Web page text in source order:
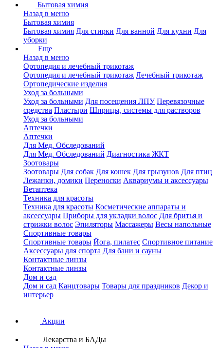
Бытовая химия
Назад в меню
Бытовая химия
Бытовая химия Для стирки Для ванной Для кухни Для
уборки
Еще
Назад в меню
Ортопедия и лечебный трикотаж
Ортопедия и лечебный трикотаж Лечебный трикотаж
Ортопедические изделия
Уход за больными
Уход за больными Для посещения ЛПУ Перевязочные
средства Пластыри Шприцы, системы для растворов
Уход за больными
Аптечки
Аптечки
Для Мед. Обследований
Для Мед. Обследований Диагностика ЖКТ
Зоотовары
Зоотовары Для собак Для кошек Для грызунов Для птиц
Лежанки, домики Переноски Аквариумы и аксессуары
Ветаптека
Техника для красоты
Техника для красоты Косметические аппараты и
аксессуары Приборы для укладки волос Для бритья и
стрижки волос Эпиляторы Массажеры Весы напольные
Спортивные товары
Спортивные товары Йога, пилатес Спортивное питание
Аксессуары для спорта Для бани и сауны
Контактные линзы
Контактные линзы
Дом и сад
Дом и сад Канцтовары Товары для праздников Декор и
интерьер
Акции
Лекарства и БАДы